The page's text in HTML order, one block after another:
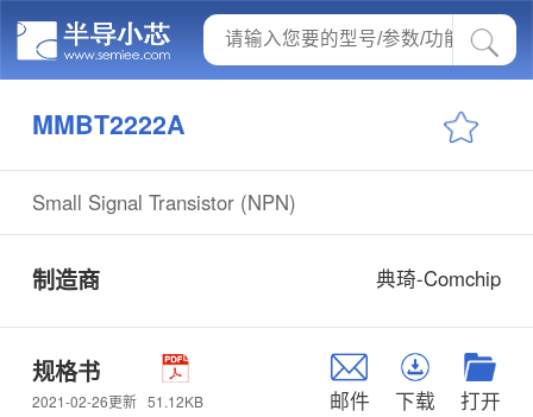
MMBT2222A
Small Signal Transistor (NPN)
制造商 典琦-Comchip
规格书
2021-02-26更新 51.12KB 邮件 下载 打开